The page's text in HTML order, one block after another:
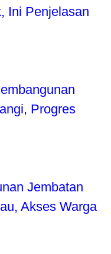
Ini Penjelasan
Progres
Jembatan
Akses Warga